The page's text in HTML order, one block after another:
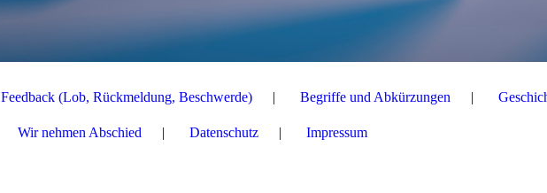
Feedback (Lob, Rückmeldung, Beschwerde) Begriffe und Abkürzungen
Wir nehmen Abschied Datenschutz Impressum